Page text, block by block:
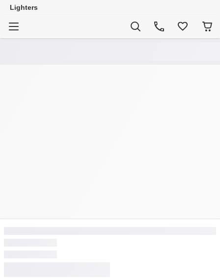
Lighters